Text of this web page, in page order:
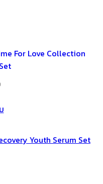
For Love Collection